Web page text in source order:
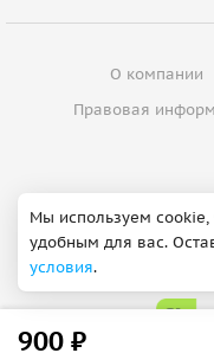
900 ₽
О компании
Правовая
© 2012
Мы используем cookie,
удобным для вас.
условия.